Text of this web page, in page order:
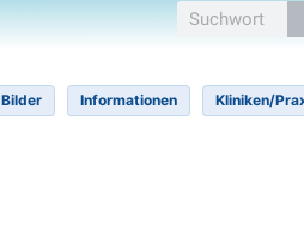
Suche
Bilder Informationen Kliniken/